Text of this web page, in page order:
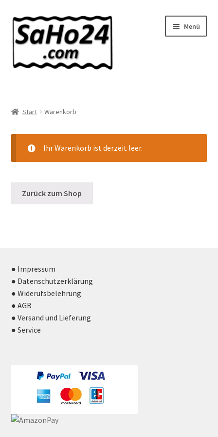
Zur
Navigation
springen
Zum
Inhalt
springen
Menü
Shop
Über uns
News
Start Warenkorb
Ihr Warenkorb ist derzeit leer.
Zurück zum Shop
● Impressum
● Datenschutzerklärung
● Widerufsbelehrung
● AGB
● Versand und Lieferung
● Service